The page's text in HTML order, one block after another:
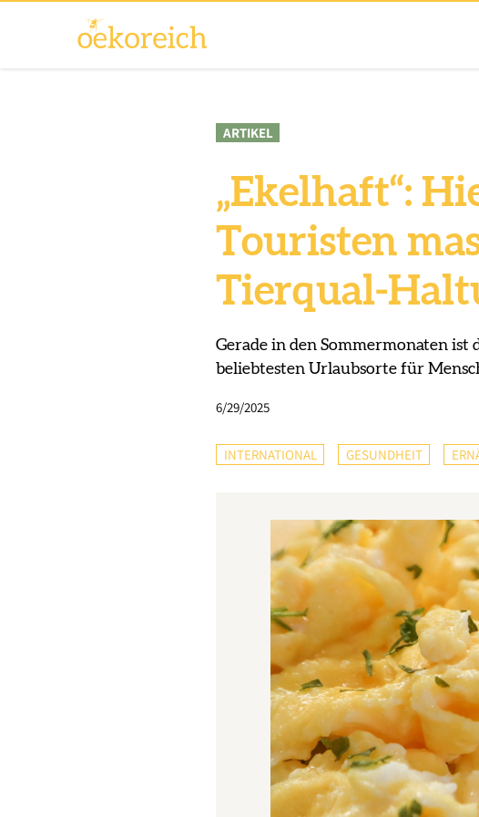
ARTIKEL
„Ekelhaft“:
Touristen
Tierqual-
Gerade in den Sommermonaten ist
beliebtesten Urlaubsorte für
6/29/2025
INTERNATIONAL GESUNDHEIT